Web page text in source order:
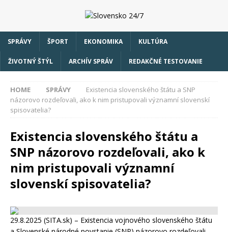
SPRÁVY ŠPORT EKONOMIKA KULTÚRA
ŽIVOTNÝ ŠTÝL ARCHÍV SPRÁV REDAKČNÉ TESTOVANIE
HOME SPRÁVY
Existencia slovenského štátu a SNP
názorovo rozdeľovali, ako k nim pristupovali významní slovenskí
spisovatelia?
Existencia slovenského štátu a
SNP názorovo rozdeľovali, ako k
nim pristupovali významní
slovenskí spisovatelia?
29.8.2025 (SITA.sk) – Existencia vojnového slovenského štátu